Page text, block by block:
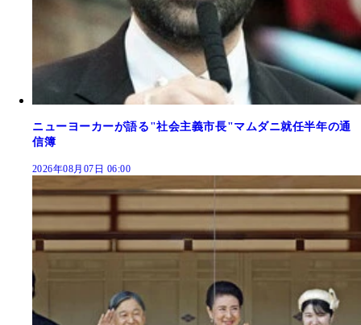
ニューヨーカーが語る"社会主義市長"マムダニ就任半年の通
信簿
2026年08月07日 06:00